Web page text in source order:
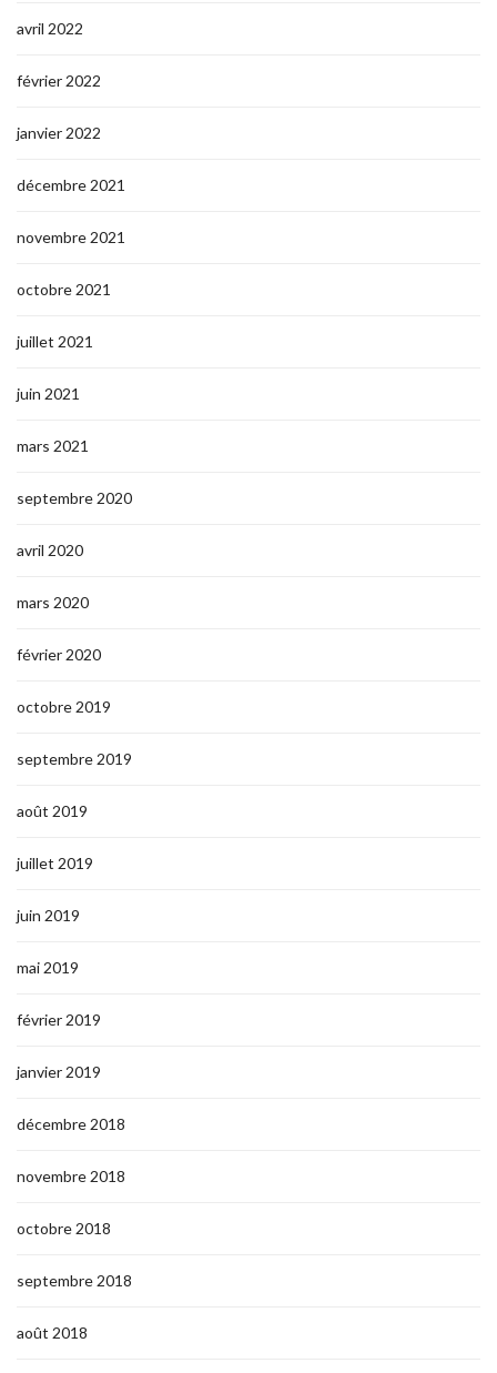
avril 2022
février 2022
janvier 2022
décembre 2021
novembre 2021
octobre 2021
juillet 2021
juin 2021
mars 2021
septembre 2020
avril 2020
mars 2020
février 2020
octobre 2019
septembre 2019
août 2019
juillet 2019
juin 2019
mai 2019
février 2019
janvier 2019
décembre 2018
novembre 2018
octobre 2018
septembre 2018
août 2018